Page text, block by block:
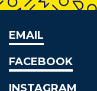
EMAIL
FACEBOOK
INSTAGRAM